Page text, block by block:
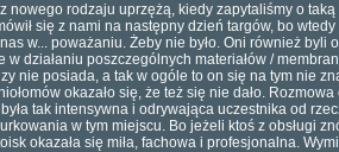
nowego rodzaju uprzężą, kiedy zapytaliśmy o
się z nami na następny dzień targów, bo
w... poważaniu. Żeby nie było. Oni również
działaniu poszczególnych materiałów /
nie posiada, a tak w ogóle to on się na tym nie
okazało się, że też się nie dało.
tak intensywna i odrywająca uczestnika od
w tym miejscu. Bo jeżeli ktoś z obsługi
okazała się miła, fachowa i profesjonalna.